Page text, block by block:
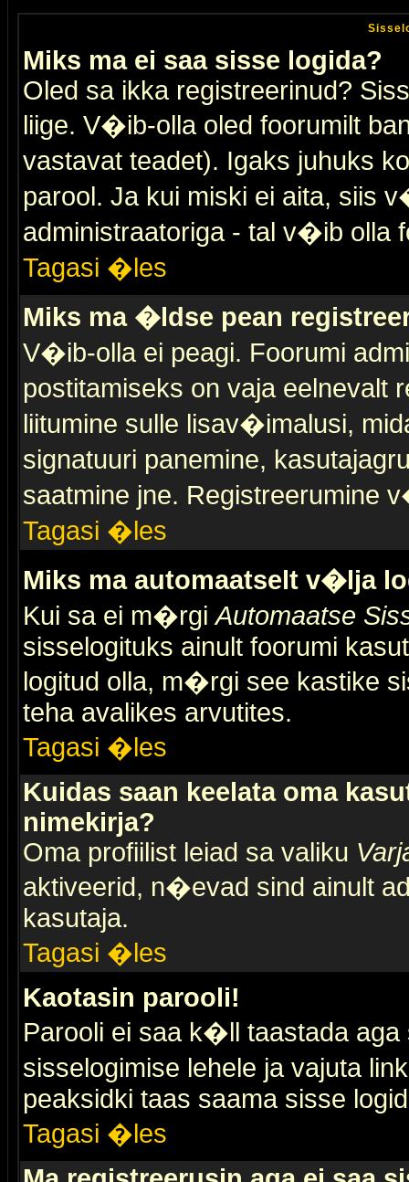
Miks ma ei saa sisse logida?
Oled sa ikka registreerinud?
liige. V�ib-olla oled foorumilt
vastavat teadet). Igaks juhuks
parool. Ja kui miski ei aita, siis
administraatoriga - tal v�ib olla
Tagasi �les
Miks ma �ldse pean
V�ib-olla ei peagi. Foorumi
postitamiseks on vaja eelnevalt
liitumine sulle lisav�imalusi,
signatuuri panemine,
saatmine jne. Registreerumine
Tagasi �les
Miks ma automaatselt v�lja
Kui sa ei m�rgiAutomaatse
sisselogituks ainult foorumi
logitud olla, m�rgi see kastike
teha avalikes arvutites.
Tagasi �les
Kuidas saan keelata oma
nimekirja?
Oma profiilist leiad sa valiku
aktiveerid, n�evad sind ainult
kasutaja.
Tagasi �les
Kaotasin parooli!
Parooli ei saa k�ll taastada aga
sisselogimise lehele ja vajuta
peaksidki taas saama sisse
Tagasi �les